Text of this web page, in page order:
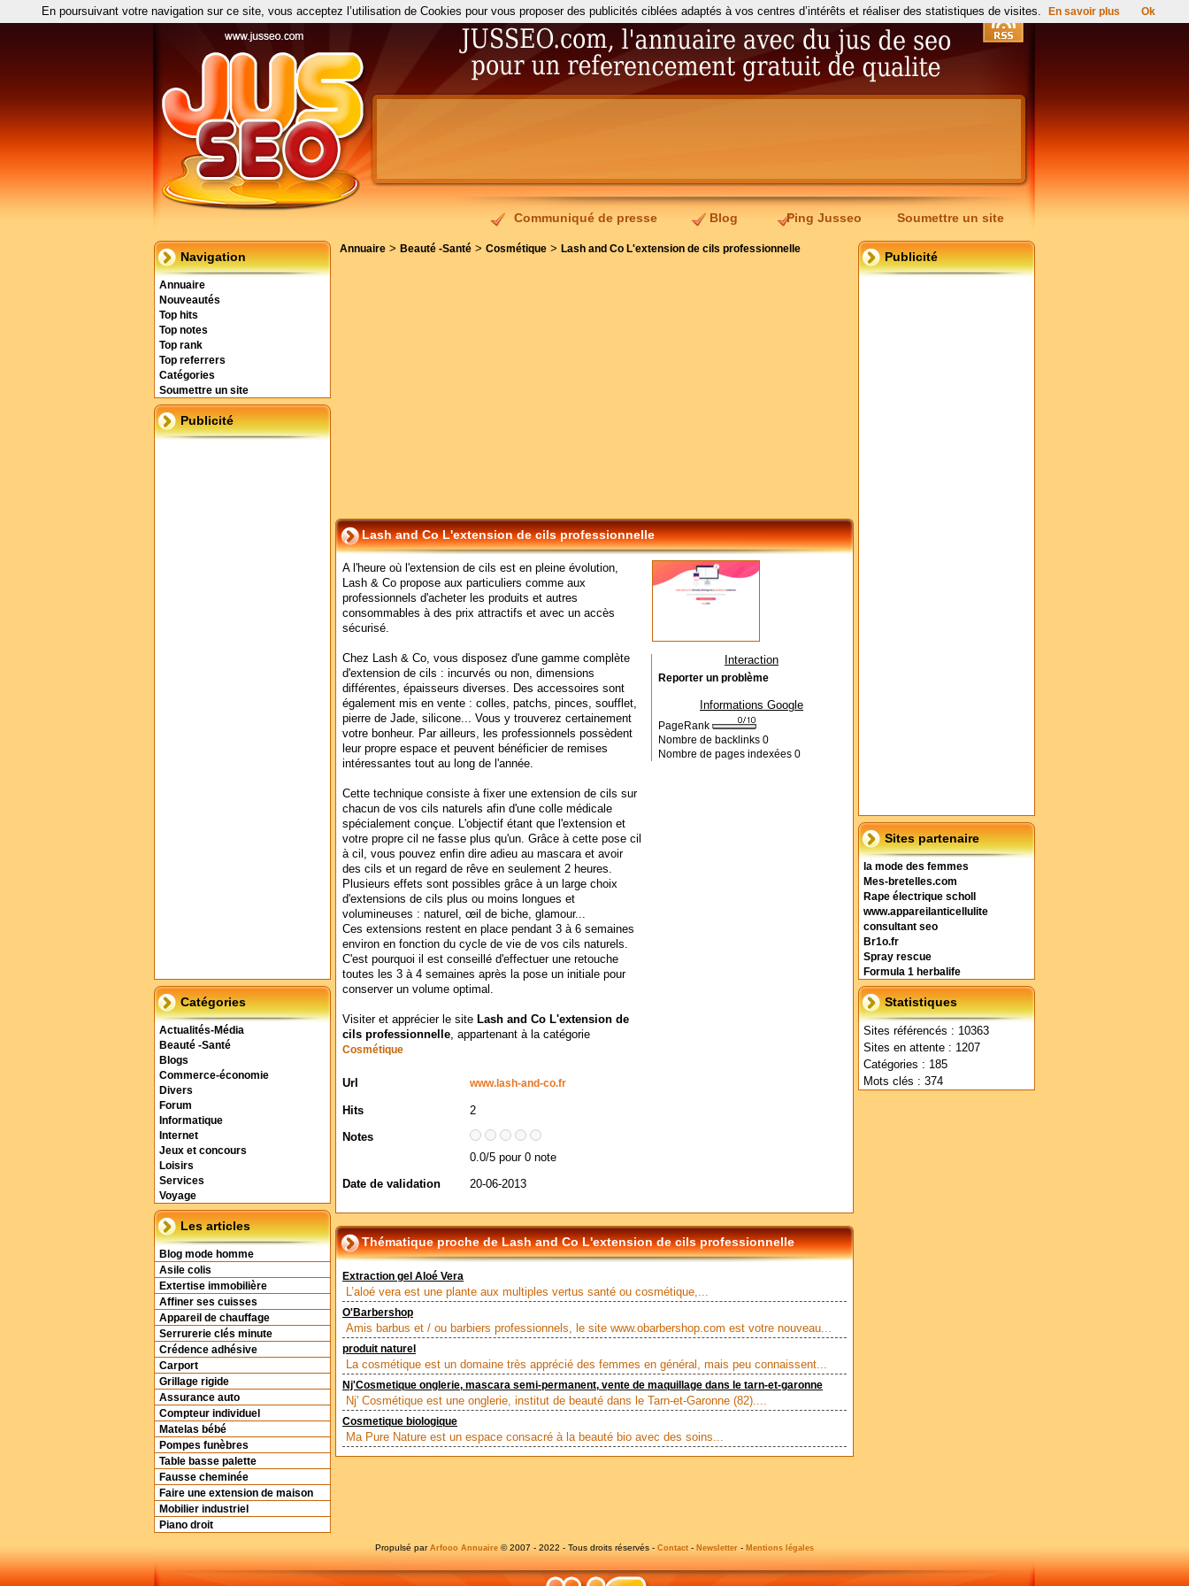
Communiqué de presse Blog Ping Jusseo Soumettre un site
Navigation
Annuaire
Nouveautés
Top hits
Top notes
Top rank
Top referrers
Catégories
Soumettre un site
Publicité
Catégories
Actualités-Média
Beauté -Santé
Blogs
Commerce-économie
Divers
Forum
Informatique
Internet
Jeux et concours
Loisirs
Services
Voyage
Les articles
Blog mode homme
Asile colis
Extertise immobilière
Affiner ses cuisses
Appareil de chauffage
Serrurerie clés minute
Crédence adhésive
Carport
Grillage rigide
Assurance auto
Compteur individuel
Matelas bébé
Pompes funèbres
Table basse palette
Fausse cheminée
Faire une extension de maison
Mobilier industriel
Piano droit
Publicité
Sites partenaire
la mode des femmes
Mes-bretelles.com
Rape électrique scholl
www.appareilanticellulite
consultant seo
Br1o.fr
Spray rescue
Formula 1 herbalife
Statistiques
Sites référencés : 10363
Sites en attente : 1207
Catégories : 185
Mots clés : 374
Annuaire > Beauté -Santé > Cosmétique > Lash and Co L'extension de cils professionnelle
Lash and Co L'extension de cils professionnelle
A l'heure où l'extension de cils est en pleine évolution,
Lash & Co propose aux particuliers comme aux
professionnels d'acheter les produits et autres
consommables à des prix attractifs et avec un accès
sécurisé.
Chez Lash & Co, vous disposez d'une gamme complète
d'extension de cils : incurvés ou non, dimensions
différentes, épaisseurs diverses. Des accessoires sont
également mis en vente : colles, patchs, pinces, soufflet,
pierre de Jade, silicone... Vous y trouverez certainement
votre bonheur. Par ailleurs, les professionnels possèdent
leur propre espace et peuvent bénéficier de remises
intéressantes tout au long de l'année.
Cette technique consiste à fixer une extension de cils sur
chacun de vos cils naturels afin d'une colle médicale
spécialement conçue. L'objectif étant que l'extension et
votre propre cil ne fasse plus qu'un. Grâce à cette pose cil
à cil, vous pouvez enfin dire adieu au mascara et avoir
des cils et un regard de rêve en seulement 2 heures.
Plusieurs effets sont possibles grâce à un large choix
d'extensions de cils plus ou moins longues et
volumineuses : naturel, œil de biche, glamour...
Ces extensions restent en place pendant 3 à 6 semaines
environ en fonction du cycle de vie de vos cils naturels.
C'est pourquoi il est conseillé d'effectuer une retouche
toutes les 3 à 4 semaines après la pose un initiale pour
conserver un volume optimal.
Visiter et apprécier le site Lash and Co L'extension de
cils professionnelle, appartenant à la catégorie
Cosmétique
Url www.lash-and-co.fr
Hits
2
Notes
0.0/5 pour 0 note
Date de validation
20-06-2013
Interaction
Reporter un problème
Informations Google
PageRank
Nombre de backlinks 0
Nombre de pages indexées 0
Thématique proche de Lash and Co L'extension de cils professionnelle
Extraction gel Aloé Vera
L’aloé vera est une plante aux multiples vertus santé ou cosmétique,...
O'Barbershop
Amis barbus et / ou barbiers professionnels, le site www.obarbershop.com est votre nouveau...
produit naturel
La cosmétique est un domaine très apprécié des femmes en général, mais peu connaissent...
Nj'Cosmetique onglerie, mascara semi-permanent, vente de maquillage dans le tarn-et-garonne
Nj' Cosmétique est une onglerie, institut de beauté dans le Tarn-et-Garonne (82)....
Cosmetique biologique
Ma Pure Nature est un espace consacré à la beauté bio avec des soins...
Propulsé par Arfooo Annuaire © 2007 - 2022 - Tous droits réservés - Contact - Newsletter - Mentions légales
En poursuivant votre navigation sur ce site, vous acceptez l’utilisation de Cookies pour vous proposer des publicités ciblées adaptés à vos centres d’intérêts et réaliser des statistiques de visites. En savoir plus Ok